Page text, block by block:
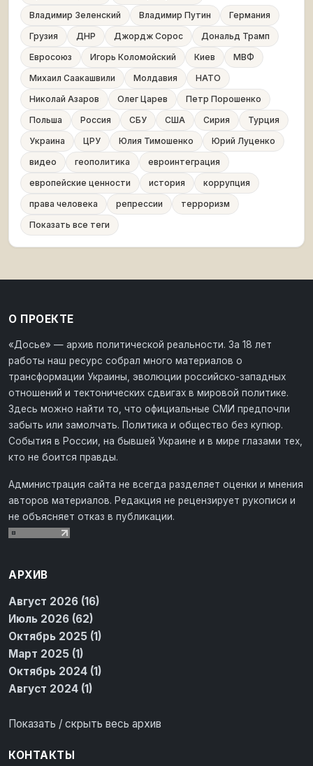
Владимир Зеленский
Владимир Путин
Германия
Грузия
ДНР Джордж Сорос
Дональд Трамп
Евросоюз
Игорь Коломойский Киев
МВФ
Михаил Саакашвили
Молдавия
НАТО
Николай Азаров
Олег Царев
Петр Порошенко
Польша
Россия СБУ США Сирия
Турция
Украина
ЦРУ Юлия Тимошенко
Юрий Луценко
видео
геополитика
евроинтеграция
европейские ценности
история
коррупция
права человека
репрессии
терроризм
Показать все теги
О ПРОЕКТЕ
«Досье» — архив политической реальности. За 18 лет
работы наш ресурс собрал много материалов о
трансформации Украины, эволюции российско-западных
отношений и тектонических сдвигах в мировой политике.
Здесь можно найти то, что официальные СМИ предпочли
забыть или замолчать. Политика и общество без купюр.
События в России, на бывшей Украине и в мире глазами тех,
кто не боится правды.
Администрация сайта не всегда разделяет оценки и мнения
авторов материалов. Редакция не рецензирует рукописи и
не объясняет отказ в публикации.
АРХИВ
Август 2026 (16)
Июль 2026 (62)
Октябрь 2025 (1)
Март 2025 (1)
Октябрь 2024 (1)
Август 2024 (1)
Показать / скрыть весь архив
КОНТАКТЫ